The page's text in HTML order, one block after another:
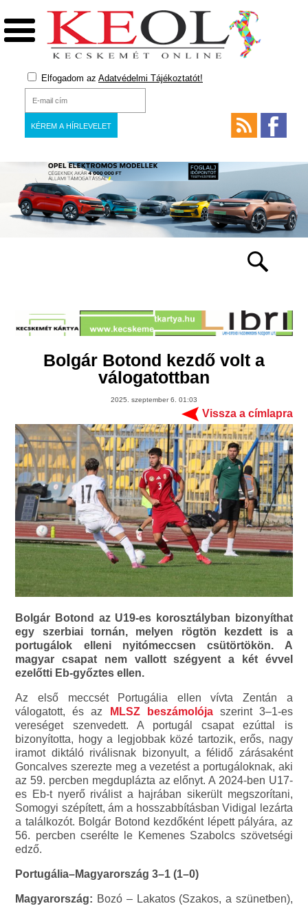
Elfogadom az Adatvédelmi Tájékoztatót!
Bolgár Botond kezdő volt a
válogatottban
2025. szeptember 6. 01:03
Vissza a címlapra
Bolgár Botond az U19-es korosztályban bizonyíthat
egy szerbiai tornán, melyen rögtön kezdett is a
portugálok elleni nyitómeccsen csütörtökön. A
magyar csapat nem vallott szégyent a két évvel
ezelőtti Eb-győztes ellen.
Az első meccsét Portugália ellen vívta Zentán a
válogatott, és az
MLSZ beszámolójaszerint 3–1-es
vereséget szenvedett. A portugál csapat ezúttal is
bizonyította, hogy a legjobbak közé tartozik, erős, nagy
iramot diktáló riválisnak bizonyult, a félidő zárásaként
Goncalves szerezte meg a vezetést a portugáloknak, aki
az 59. percben megduplázta az előnyt. A 2024-ben U17-
es Eb-t nyerő riválist a hajrában sikerült megszorítani,
Somogyi szépített, ám a hosszabbításban Vidigal lezárta
a találkozót. Bolgár Botond kezdőként lépett pályára, az
56. percben cserélte le Kemenes Szabolcs szövetségi
edző.
Portugália–Magyarország 3–1 (1–0)
Magyarország: Bozó – Lakatos (Szakos, a szünetben),